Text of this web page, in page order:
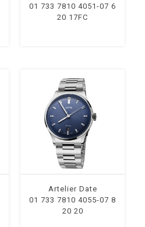
01 733 7810 4051-07 6
20 17FC
Artelier Date
01 733 7810 4055-07 8
20 20